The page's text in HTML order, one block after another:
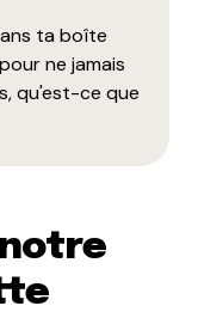
ta boîte
ne jamais
qu'est-ce que